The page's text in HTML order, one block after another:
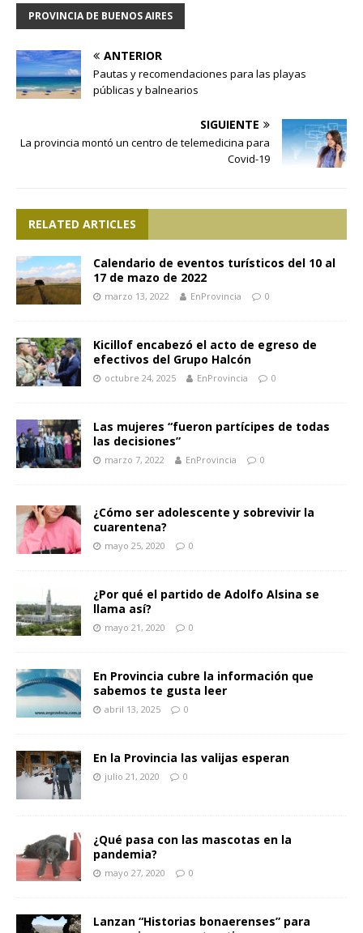
PROVINCIA DE BUENOS AIRES
ANTERIOR
Pautas y recomendaciones para las playas
públicas y balnearios
SIGUIENTE
La provincia montó un centro de telemedicina para
Covid-19
RELATED ARTICLES
Calendario de eventos turísticos del 10 al
17 de mazo de 2022
marzo 13, 2022 EnProvincia 0
Kicillof encabezó el acto de egreso de
efectivos del Grupo Halcón
octubre 24, 2025 EnProvincia 0
Las mujeres “fueron partícipes de todas
las decisiones”
marzo 7, 2022 EnProvincia 0
¿Cómo ser adolescente y sobrevivir la
cuarentena?
mayo 25, 2020 0
¿Por qué el partido de Adolfo Alsina se
llama así?
mayo 21, 2020 0
En Provincia cubre la información que
sabemos te gusta leer
abril 13, 2025 0
En la Provincia las valijas esperan
julio 21, 2020 0
¿Qué pasa con las mascotas en la
pandemia?
mayo 27, 2020 0
Lanzan “Historias bonaerenses” para